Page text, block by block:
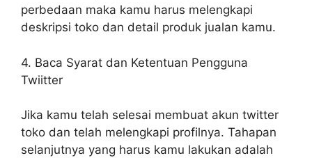
perbedaan maka kamu harus melengkapi
deskripsi toko dan detail produk jualan kamu.
4. Baca Syarat dan Ketentuan Pengguna
Twiitter
Jika kamu telah selesai membuat akun twitter
toko dan telah melengkapi profilnya. Tahapan
selanjutnya yang harus kamu lakukan adalah